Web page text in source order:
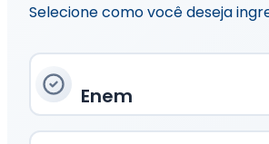
Selecione como você deseja
Enem